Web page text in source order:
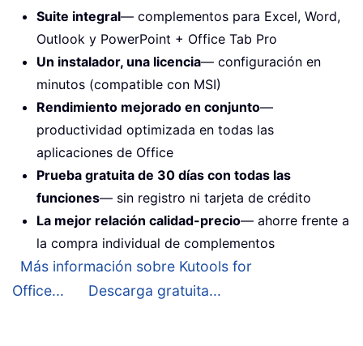
Suite integral— complementos para Excel, Word,
Outlook y PowerPoint + Office Tab Pro
Un instalador, una licencia— configuración en
minutos (compatible con MSI)
Rendimiento mejorado en conjunto—
productividad optimizada en todas las
aplicaciones de Office
Prueba gratuita de 30 días con todas las
funciones— sin registro ni tarjeta de crédito
La mejor relación calidad-precio— ahorre frente a
la compra individual de complementos
Más información sobre Kutools for
Office...
Descarga gratuita...